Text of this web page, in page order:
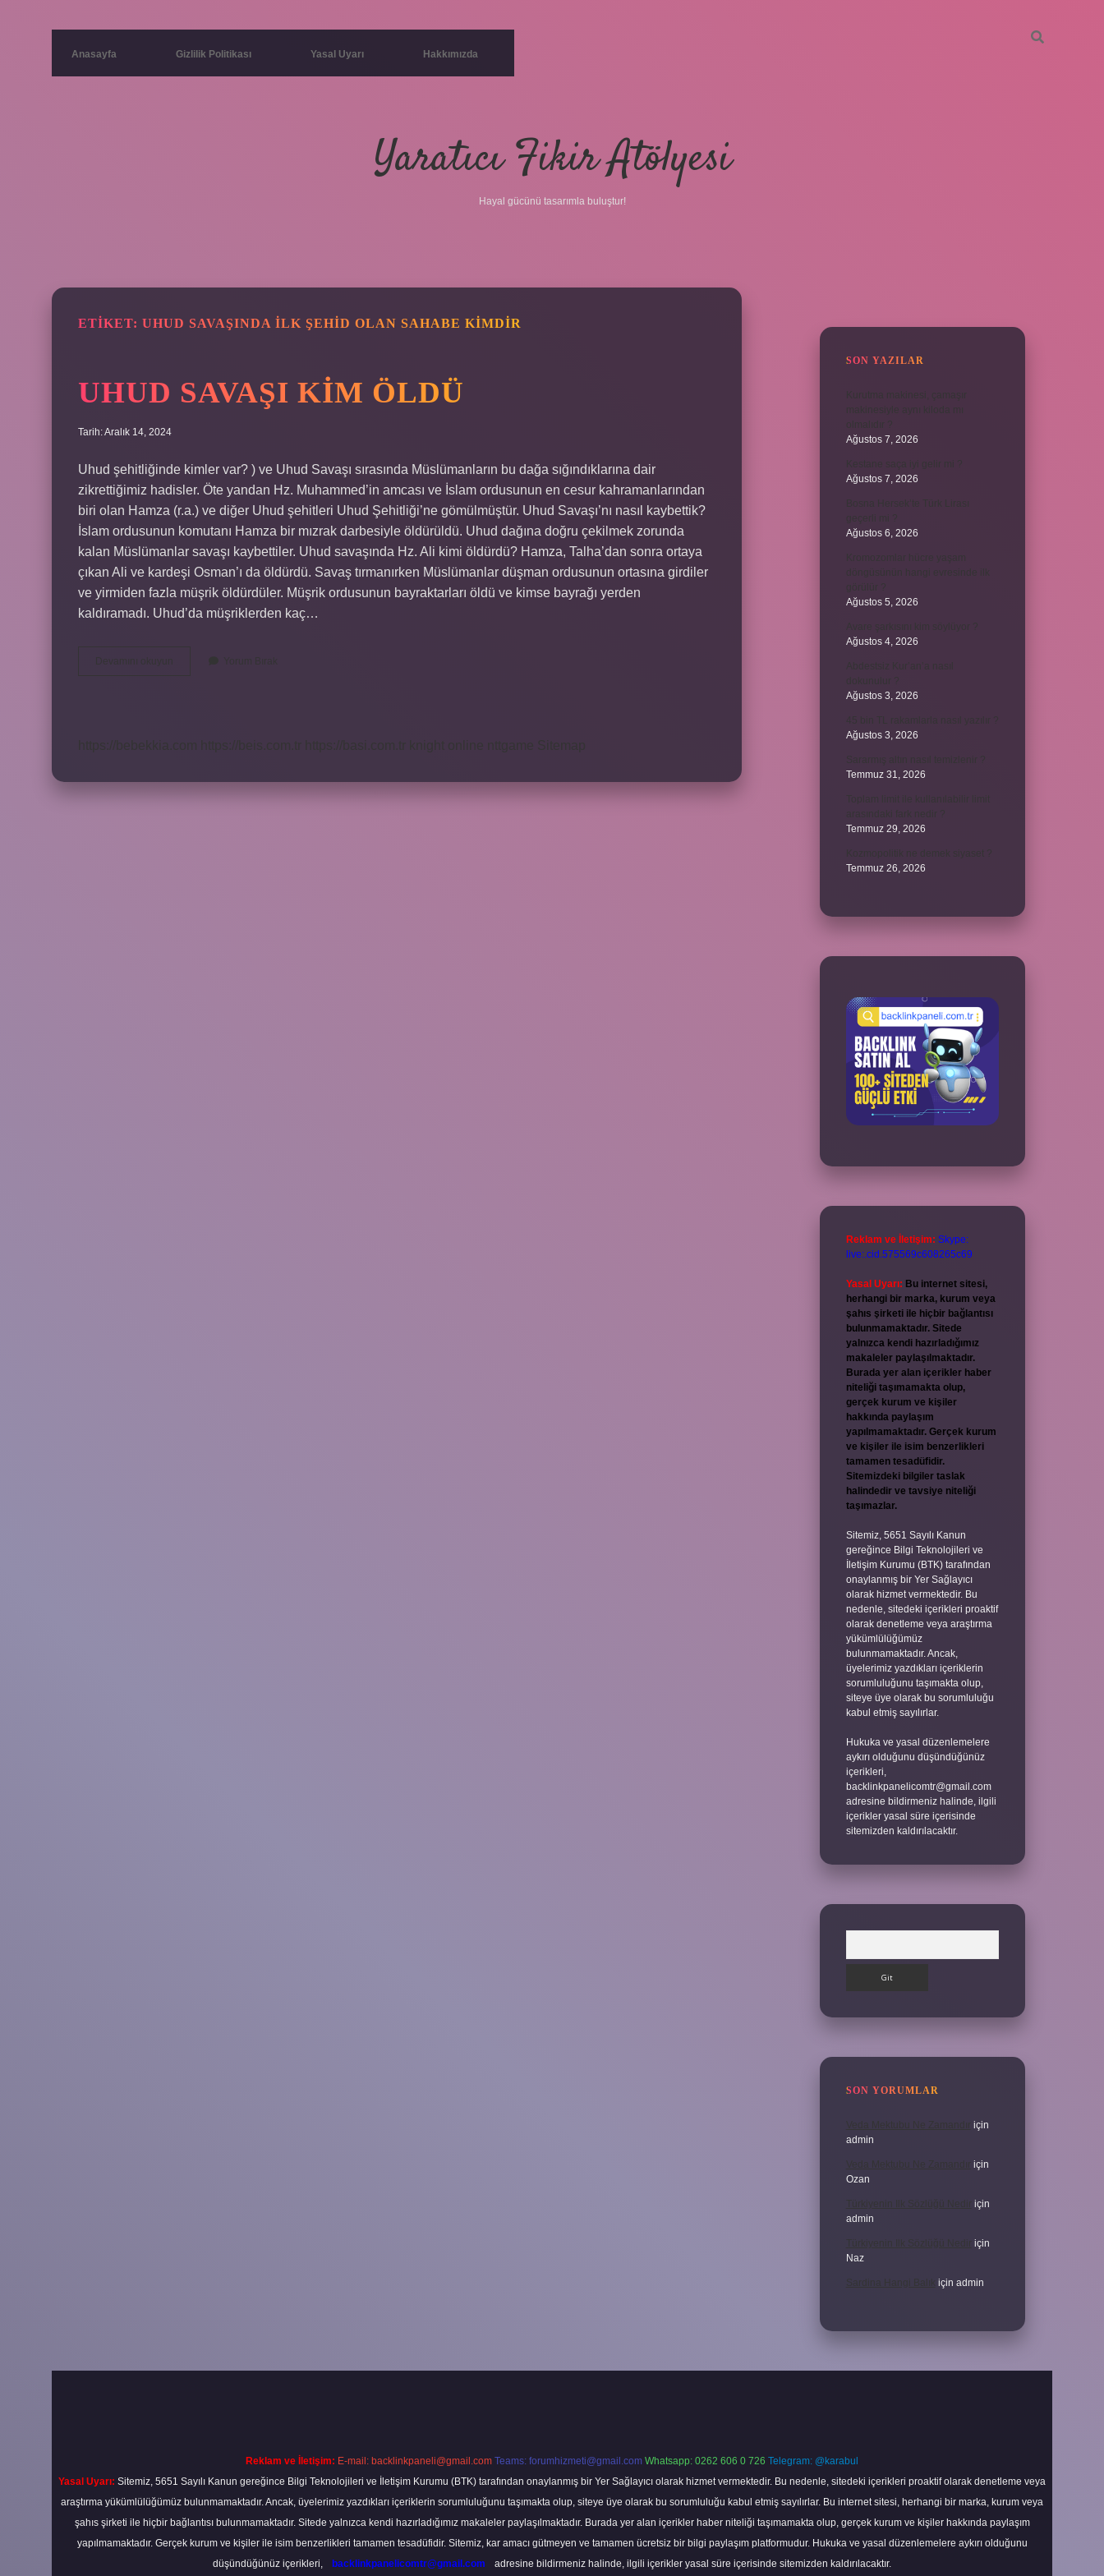
Anasayfa Gizlilik Politikası Yasal Uyarı Hakkımızda
Yaratıcı Fikir Atölyesi
Hayal gücünü tasarımla buluştur!
ETIKET: UHUD SAVAŞINDA ILK ŞEHID OLAN SAHABE KIMDIR
UHUD SAVAŞI KIM ÖLDÜ
Tarih: Aralık 14, 2024
Uhud şehitliğinde kimler var? ) ve Uhud Savaşı sırasında Müslümanların bu dağa sığındıklarına dair
zikrettiğimiz hadisler. Öte yandan Hz. Muhammed’in amcası ve İslam ordusunun en cesur kahramanlarından
biri olan Hamza (r.a.) ve diğer Uhud şehitleri Uhud Şehitliği’ne gömülmüştür. Uhud Savaşı’nı nasıl kaybettik?
İslam ordusunun komutanı Hamza bir mızrak darbesiyle öldürüldü. Uhud dağına doğru çekilmek zorunda
kalan Müslümanlar savaşı kaybettiler. Uhud savaşında Hz. Ali kimi öldürdü? Hamza, Talha’dan sonra ortaya
çıkan Ali ve kardeşi Osman’ı da öldürdü. Savaş tırmanırken Müslümanlar düşman ordusunun ortasına girdiler
ve yirmiden fazla müşrik öldürdüler. Müşrik ordusunun bayraktarları öldü ve kimse bayrağı yerden
kaldıramadı. Uhud’da müşriklerden kaç…
SON YAZILAR
Ağustos 7, 2026
Ağustos 7, 2026
Ağustos 6, 2026
Ağustos 5, 2026
Ağustos 4, 2026
Ağustos 3, 2026
Ağustos 3, 2026
Temmuz 31, 2026
Temmuz 29, 2026
Temmuz 26, 2026
Reklam ve İletişim: Skype:
live:.cid.575569c608265c69
Yasal Uyarı: Bu internet sitesi,
herhangi bir marka, kurum veya
şahıs şirketi ile hiçbir bağlantısı
bulunmamaktadır. Sitede
yalnızca kendi hazırladığımız
makaleler paylaşılmaktadır.
Burada yer alan içerikler haber
niteliği taşımamakta olup,
gerçek kurum ve kişiler
hakkında paylaşım
yapılmamaktadır. Gerçek kurum
ve kişiler ile isim benzerlikleri
tamamen tesadüfidir.
Sitemizdeki bilgiler taslak
halindedir ve tavsiye niteliği
taşımazlar.
Sitemiz, 5651 Sayılı Kanun
gereğince Bilgi Teknolojileri ve
İletişim Kurumu (BTK) tarafından
onaylanmış bir Yer Sağlayıcı
olarak hizmet vermektedir. Bu
nedenle, sitedeki içerikleri proaktif
olarak denetleme veya araştırma
yükümlülüğümüz
bulunmamaktadır. Ancak,
üyelerimiz yazdıkları içeriklerin
sorumluluğunu taşımakta olup,
siteye üye olarak bu sorumluluğu
kabul etmiş sayılırlar.
Hukuka ve yasal düzenlemelere
aykırı olduğunu düşündüğünüz
içerikleri,
backlinkpanelicomtr@gmail.com
adresine bildirmeniz halinde, ilgili
içerikler yasal süre içerisinde
sitemizden kaldırılacaktır.
SON YORUMLAR
Veda Mektubu Ne Zamandır için
admin
Veda Mektubu Ne Zamandır için
Ozan
Türkiyenin Ilk Sözlüğü Nedir için
admin
Türkiyenin Ilk Sözlüğü Nedir için
Naz
Sardina Hangi Balık için admin
Reklam ve İletişim: E-mail: backlinkpaneli@gmail.com Teams: forumhizmeti@gmail.com Whatsapp: 0262 606 0 726 Telegram: @karabul
Yasal Uyarı: Sitemiz, 5651 Sayılı Kanun gereğince Bilgi Teknolojileri ve İletişim Kurumu (BTK) tarafından onaylanmış bir Yer Sağlayıcı olarak hizmet vermektedir. Bu nedenle, sitedeki içerikleri proaktif olarak denetleme veya
araştırma yükümlülüğümüz bulunmamaktadır. Ancak, üyelerimiz yazdıkları içeriklerin sorumluluğunu taşımakta olup, siteye üye olarak bu sorumluluğu kabul etmiş sayılırlar. Bu internet sitesi, herhangi bir marka, kurum veya
şahıs şirketi ile hiçbir bağlantısı bulunmamaktadır. Sitede yalnızca kendi hazırladığımız makaleler paylaşılmaktadır. Burada yer alan içerikler haber niteliği taşımamakta olup, gerçek kurum ve kişiler hakkında paylaşım
yapılmamaktadır. Gerçek kurum ve kişiler ile isim benzerlikleri tamamen tesadüfidir. Sitemiz, kar amacı gütmeyen ve tamamen ücretsiz bir bilgi paylaşım platformudur. Hukuka ve yasal düzenlemelere aykırı olduğunu
düşündüğünüz içerikleri,
backlinkpanelicomtr@gmail.com adresine bildirmeniz halinde, ilgili içerikler yasal süre içerisinde sitemizden kaldırılacaktır.